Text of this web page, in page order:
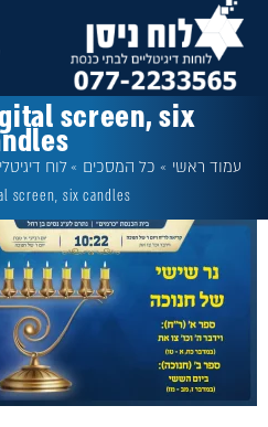
לתוכן
screen, six
עמוד ראשי » כל המסכים »לוח
screen, six candles